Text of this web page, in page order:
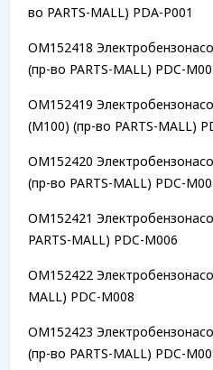
во PARTS-MALL) PDA-P001
OM152418
(пр-во PARTS-MALL) PDC-
OM152419
(M100) (пр-во PARTS-MALL)
OM152420
(пр-во PARTS-MALL) PDC-
OM152421
PARTS-MALL) PDC-M006
OM152422
MALL) PDC-M008
OM152423
(пр-во PARTS-MALL) PDC-